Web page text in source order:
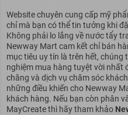
Website chuyên cung cấp mỹ
chỉ mà bạn có thể tin tưởng khi
Không phải lo lắng về nước tẩy
Newway Mart cam kết chỉ bán
mục tiêu uy tín là trên hết,
nghiệm mua hàng tuyệt vời nhất
chăng và dịch vụ chăm sóc
những điều khiến cho Newway
khách hàng. Nếu bạn còn phân
MayCreate thì hãy tham khảo